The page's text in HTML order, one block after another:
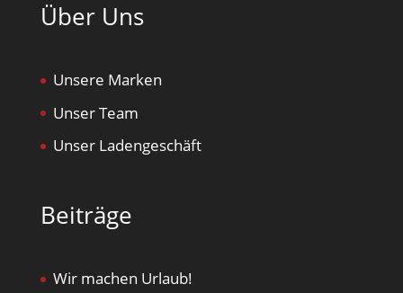
Über Uns
Unsere Marken
Unser Team
Unser Ladengeschäft
Beiträge
Wir machen Urlaub!